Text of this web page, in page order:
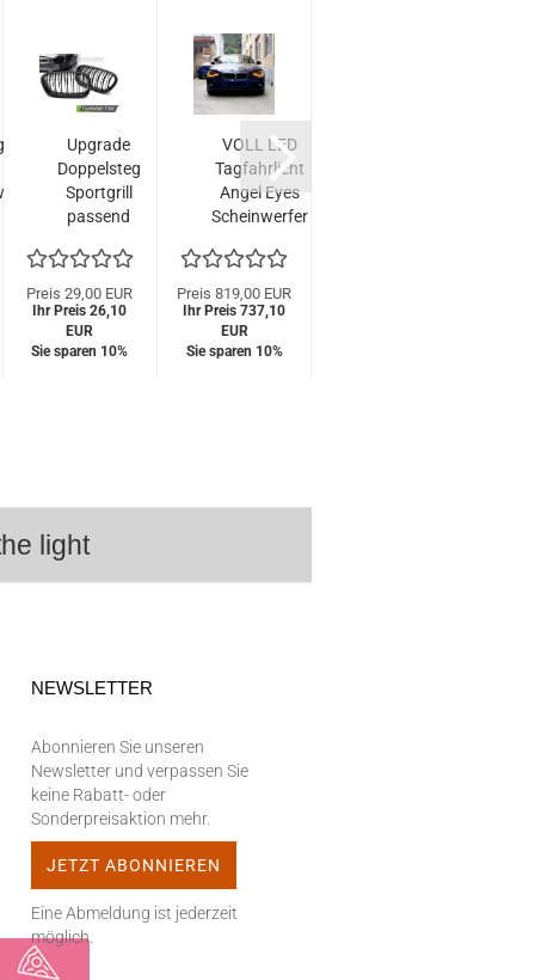
Upgrade
Doppelsteg
Sportgrill
passend
1er
F20/F21
Facelift 15-
18
Hochglanz
Preis 29,00 EUR
Ihr Preis 26,10
EUR
Sie sparen 10%
VOLL LED
Tagfahrlicht
Angel Eyes
Scheinwerfer
BMW 1er
F20/F21 11-
15 schwarz
mit dyn.
Blinker...
Preis 819,00 EUR
Ihr Preis 737,10
EUR
Sie sparen 10%
light
NEWSLETTER
Abonnieren Sie unseren
Newsletter und verpassen Sie
keine Rabatt- oder
Sonderpreisaktion mehr.
Eine Abmeldung ist jederzeit
möglich.